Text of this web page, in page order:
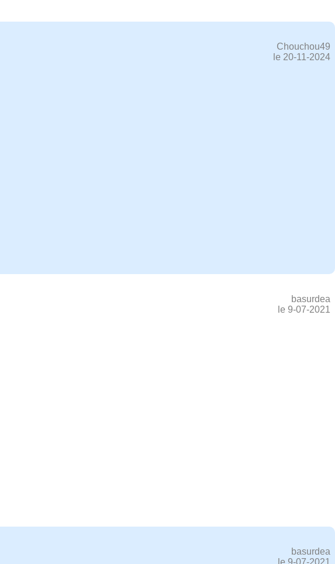
Chouchou49
le 20-11-2024
basurdea
le 9-07-2021
basurdea
le 9-07-2021